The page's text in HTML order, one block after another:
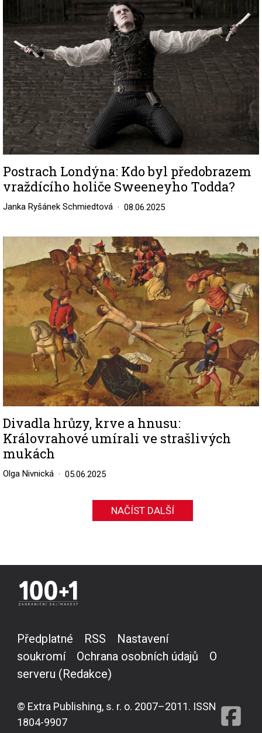
Postrach Londýna: Kdo byl předobrazem
vraždícího holiče Sweeneyho Todda?
Janka Ryšánek Schmiedtová 08.06.2025
Divadla hrůzy, krve a hnusu:
Královrahové umírali ve strašlivých
mukách
Olga Nivnická 05.06.2025
NAČÍST DALŠÍ
Předplatné RSS
Nastavení
soukromí
Ochrana osobních údajů
O
serveru (Redakce)
© Extra Publishing, s. r. o. 2007–2011. ISSN
1804-9907